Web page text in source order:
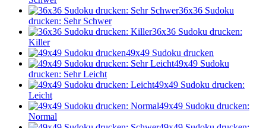
36x36 Sudoku
drucken: Sehr Schwer
36x36 Sudoku drucken:
Killer
49x49 Sudoku drucken
49x49 Sudoku
drucken: Sehr Leicht
49x49 Sudoku drucken:
Leicht
49x49 Sudoku drucken:
Normal